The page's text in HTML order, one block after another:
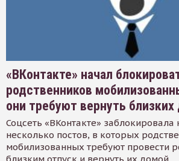
«ВКонтакте» начал
родственников
они требуют вернуть
Соцсеть «ВКонтакте»
несколько постов, в которых
мобилизованных требуют провести
близким отпуск и вернуть их домой